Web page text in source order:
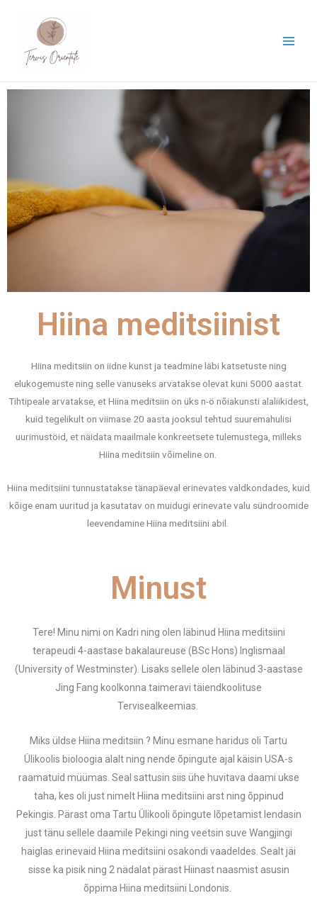
Hiina meditsiinist
Hiina meditsiin on iidne kunst ja teadmine läbi katsetuste ning
elukogemuste ning selle vanuseks arvatakse olevat kuni 5000 aastat.
Tihtipeale arvatakse, et Hiina meditsiin on üks n-ö nõiakunsti alaliikidest,
kuid tegelikult on viimase 20 aasta jooksul tehtud suuremahulisi
uurimustöid, et näidata maailmale konkreetsete tulemustega, milleks
Hiina meditsiin võimeline on.
Hiina meditsiini tunnustatakse tänapäeval erinevates valdkondades, kuid
kõige enam uuritud ja kasutatav on muidugi erinevate valu sündroomide
leevendamine Hiina meditsiini abil.
Minust
Tere! Minu nimi on Kadri ning olen läbinud Hiina meditsiini
terapeudi 4-aastase bakalaureuse (BSc Hons) Inglismaal
(University of Westminster). Lisaks sellele olen läbinud 3-aastase
Jing Fang koolkonna taimeravi täiendkoolituse
Tervisealkeemias.
Miks üldse Hiina meditsiin ? Minu esmane haridus oli Tartu
Ülikoolis bioloogia alalt ning nende õpingute ajal käisin USA-s
raamatuid müümas. Seal sattusin siis ühe huvitava daami ukse
taha, kes oli just nimelt Hiina meditsiini arst ning õppinud
Pekingis. Pärast oma Tartu Ülikooli õpingute lõpetamist lendasin
just tänu sellele daamile Pekingi ning veetsin suve Wangjingi
haiglas erinevaid Hiina meditsiini osakondi vaadeldes. Sealt jäi
sisse ka pisik ning 2 nädalat pärast Hiinast naasmist asusin
õppima Hiina meditsiini Londonis.